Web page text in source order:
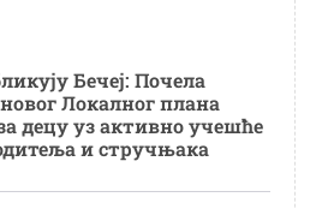
Бечеј: Почела
Локалног плана
децу уз активно учешће
и стручњака